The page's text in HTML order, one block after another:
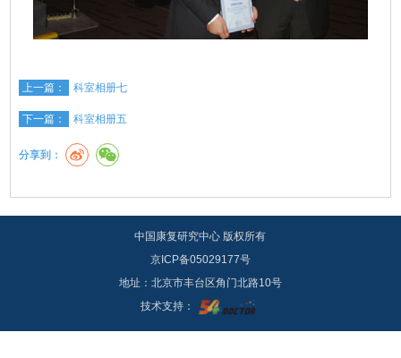
上一篇： 科室相册七
下一篇： 科室相册五
分享到：
中国康复研究中心 版权所有
京ICP备05029177号
地址：北京市丰台区角门北路10号
技术支持：